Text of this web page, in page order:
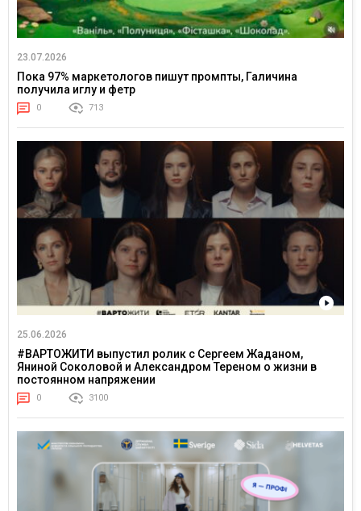
23.07.2026
Пока 97% маркетологов пишут промпты, Галичина
получила иглу и фетр
0 713
25.06.2026
#ВАРТОЖИТИ выпустил ролик с Сергеем Жаданом,
Яниной Соколовой и Александром Тереном о жизни в
постоянном напряжении
0 3100